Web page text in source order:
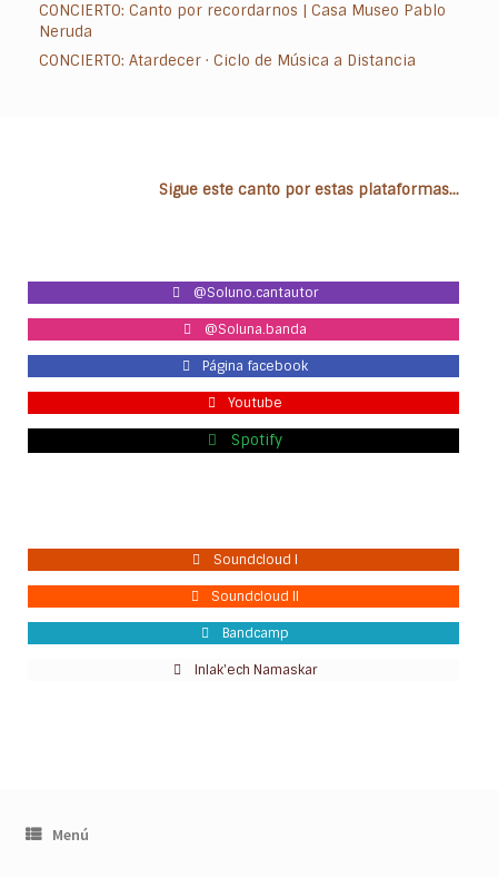
CONCIERTO: Canto por recordarnos | Casa Museo Pablo
Neruda
CONCIERTO: Atardecer · Ciclo de Música a Distancia
Sigue este canto por estas plataformas...
@Soluno.cantautor
@Soluna.banda
Página facebook
Youtube
Spotify
Soundcloud I
Soundcloud II
Bandcamp
Inlak'ech Namaskar
Menú